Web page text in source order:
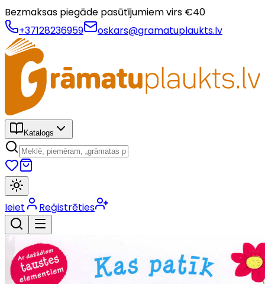
Bezmaksas piegāde pasūtījumiem virs €40
+37128236959
oskars@gramatuplaukts.lv
Katalogs
Ieiet Reģistrēties